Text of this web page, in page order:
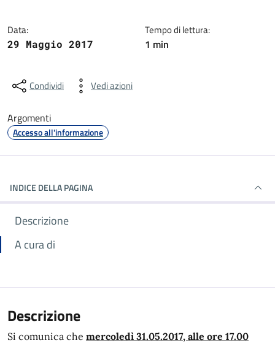
Data:
29 Maggio 2017
Tempo di lettura:
1 min
Condividi Vedi azioni
Argomenti
Accesso all'informazione
INDICE DELLA PAGINA
Descrizione
A cura di
Descrizione
Si comunica che mercoledì 31.05.2017, alle ore 17.00